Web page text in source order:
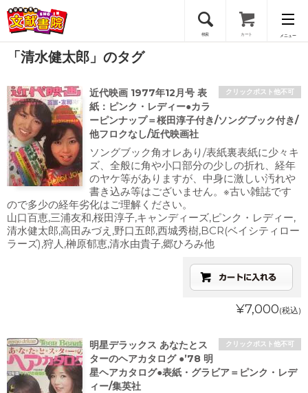
検索 カート メニュー
会員登録
ログイン
「清水健太郎」のタグ
クリックポスト他不可
近代映画 1977年12月号 表
紙：ピンク・レディー●カラ
ーピンナップ＝桜田淳子付き/ソングブック付き/
他フロクなし/近代映画社
ソングブック角オレあり/表紙裏表紙に少々キ
ズ、全般に角や小口部分の少しの折れ、経年
のヤケ等がありますが、中身に激しい汚れや
書き込み等はございません。※古い雑誌です
ので多少の経年劣化はご理解ください。
山口百恵,三浦友和,桜田淳子,キャンディーズ,ピンク・レディー,
清水健太郎,高田みづえ,野口五郎,西城秀樹,BCR(ベイシティロー
ラーズ),狩人,榊原郁恵,清水由貴子,郷ひろみ他
¥7,000(税込)
クリックポスト他不可
明星デラックス あなたとス
ターのヘアカタログ ●’78 明
星ヘアカタログ●表紙・グラビア＝ピンク・レデ
ィー/集英社